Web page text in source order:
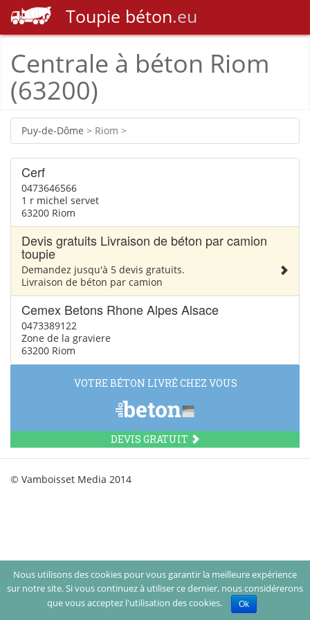
Toupie béton.eu
Centrale à béton Riom
(63200)
Puy-de-Dôme > Riom >
Cerf
0473646566
1 r michel servet
63200 Riom
Devis gratuits Livraison de béton par camion
toupie
Demandez jusqu'à 5 devis gratuits.
Livraison de béton par camion
Cemex Betons Rhone Alpes Alsace
0473389122
Zone de la graviere
63200 Riom
VOTRE BÉTON LIVRÉ CHEZ VOUS
DEVIS GRATUIT
Nous utilisons des cookies pour vous garantir la meilleure expérience
sur notre site. Si vous continuez à utiliser ce dernier, nous considérerons
que vous acceptez l'utilisation des cookies.
Ok
© Vamboisset Media 2014